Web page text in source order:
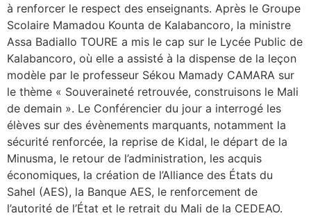
à renforcer le respect des enseignants. Après le Groupe
Scolaire Mamadou Kounta de Kalabancoro, la ministre
Assa Badiallo TOURE a mis le cap sur le Lycée Public de
Kalabancoro, où elle a assisté à la dispense de la leçon
modèle par le professeur Sékou Mamady CAMARA sur
le thème « Souveraineté retrouvée, construisons le Mali
de demain ». Le Conférencier du jour a interrogé les
élèves sur des évènements marquants, notamment la
sécurité renforcée, la reprise de Kidal, le départ de la
Minusma, le retour de l’administration, les acquis
économiques, la création de l’Alliance des États du
Sahel (AES), la Banque AES, le renforcement de
l’autorité de l’État et le retrait du Mali de la CEDEAO.